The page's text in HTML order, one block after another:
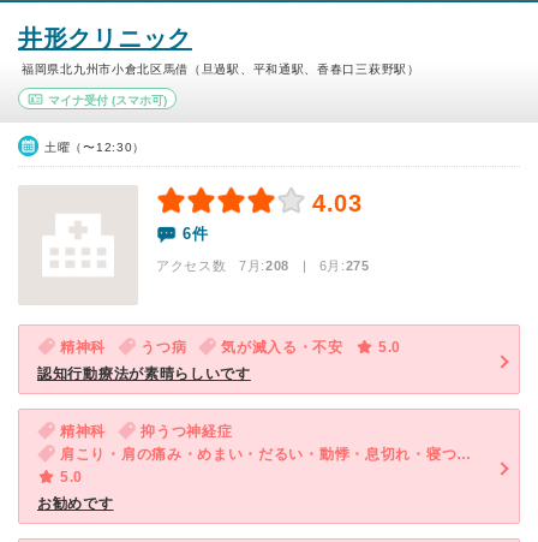
井形クリニック
福岡県北九州市小倉北区馬借（旦過駅、平和通駅、香春口三萩野駅）
マイナ受付 (スマホ可)
土曜（〜12:30）
4.03
6件
アクセス数 7月:208 | 6月:275
精神科 うつ病 気が滅入る・不安
5.0
認知行動療法が素晴らしいです
精神科
抑うつ神経症
肩こり・肩の痛み・めまい・だるい・動悸・息切れ・寝つきが悪い・不眠・口臭・気が滅入る・不安
5.0
お勧めです